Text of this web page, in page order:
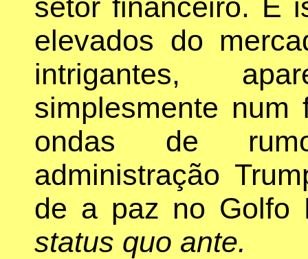
setor financeiro. É
elevados do
intrigantes,
simplesmente
ondas de
administração
de a paz no Golfo
status quo ante.